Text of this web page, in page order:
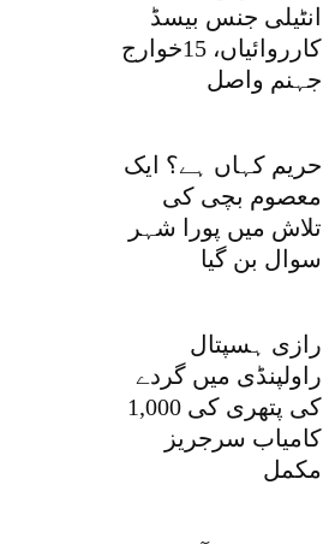
انٹیلی جنس بیسڈ
کارروائیاں، 15خوارج
جہنم واصل
حریم کہاں ہے؟ ایک
معصوم بچی کی
تلاش میں پورا شہر
سوال بن گیا
رازی ہسپتال
راولپنڈی میں گردے
کی پتھری کی 1,000
کامیاب سرجریز
مکمل